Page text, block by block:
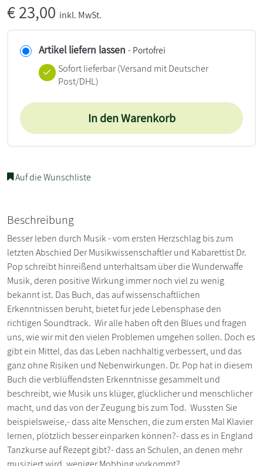
€23,00 inkl. MwSt.
Artikel liefern lassen - Portofrei
Sofort lieferbar(Versand mit Deutscher
Post/DHL)
In den Warenkorb
Auf die Wunschliste
Beschreibung
Besser leben durch Musik - vom ersten Herzschlag bis zum
letzten Abschied Der Musikwissenschaftler und Kabarettist Dr.
Pop schreibt hinreißend unterhaltsam über die Wunderwaffe
Musik, deren positive Wirkung immer noch viel zu wenig
bekannt ist. Das Buch, das auf wissenschaftlichen
Erkenntnissen beruht, bietet für jede Lebensphase den
richtigen Soundtrack. Wir alle haben oft den Blues und fragen
uns, wie wir mit den vielen Problemen umgehen sollen. Doch es
gibt ein Mittel, das das Leben nachhaltig verbessert, und das
ganz ohne Risiken und Nebenwirkungen. Dr. Pop hat in diesem
Buch die verblüffendsten Erkenntnisse gesammelt und
beschreibt, wie Musik uns klüger, glücklicher und menschlicher
macht, und das von der Zeugung bis zum Tod. Wussten Sie
beispielsweise,- dass alte Menschen, die zum ersten Mal Klavier
lernen, plötzlich besser einparken können?- dass es in England
Tanzkurse auf Rezept gibt?- dass an Schulen, an denen mehr